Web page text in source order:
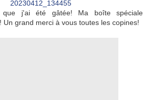
j'ai été gâtée! Ma boîte spéciale
Un grand merci à vous toutes les copines!